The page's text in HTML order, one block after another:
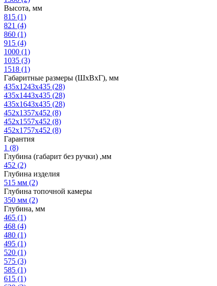
Высота, мм
815 (1)
821 (4)
860 (1)
915 (4)
1000 (1)
1035 (3)
1518 (1)
Габаритные размеры (ШхВхГ), мм
435х1243х435 (28)
435х1443х435 (28)
435х1643х435 (28)
452х1357х452 (8)
452х1557х452 (8)
452х1757х452 (8)
Гарантия
1 (8)
Глубина (габарит без ручки) ,мм
452 (2)
Глубина изделия
515 мм (2)
Глубина топочной камеры
350 мм (2)
Глубина, мм
465 (1)
468 (4)
480 (1)
495 (1)
520 (1)
575 (3)
585 (1)
615 (1)